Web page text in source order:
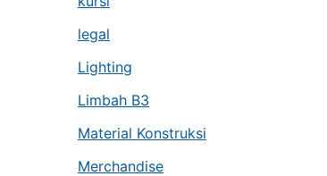
legal
Lighting
Limbah B3
Material Konstruksi
Merchandise